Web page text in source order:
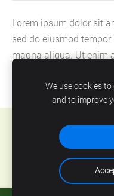
Lorem ipsum dolor sit
sed do eiusmod
magna aliqua. Ut enim
commodo consequat.
We use cookies
and to improve